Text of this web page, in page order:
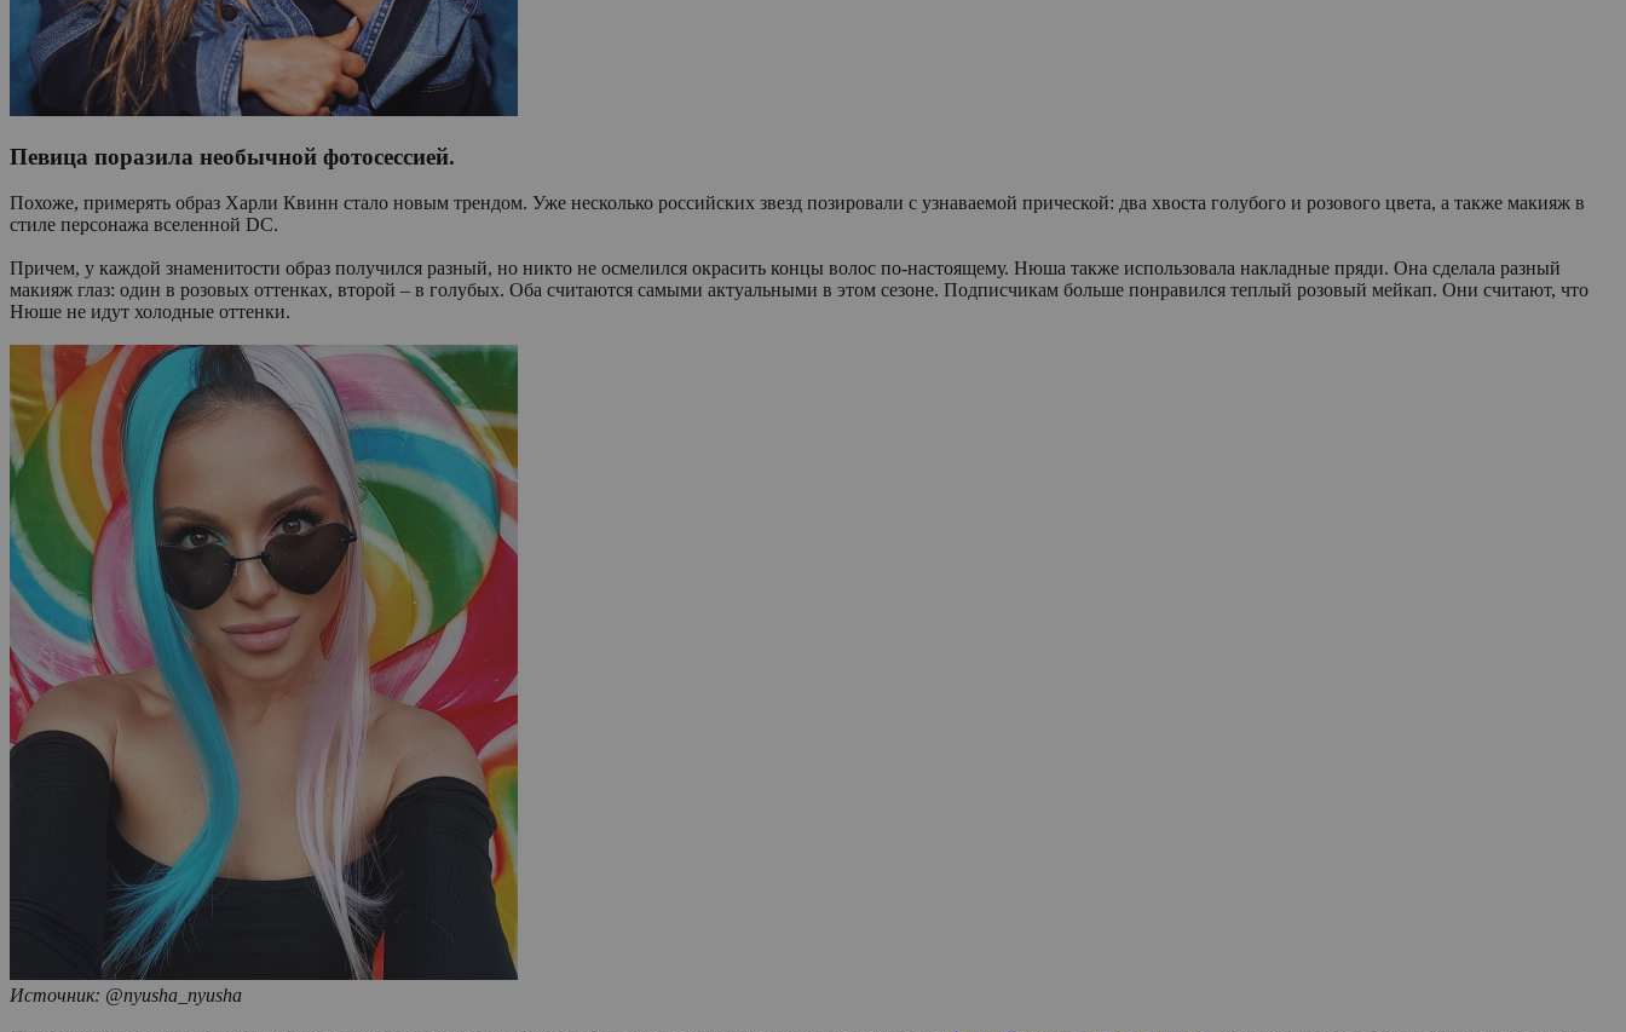
Певица поразила необычной фотосессией.
Похоже, примерять образ Харли Квинн стало новым трендом. Уже несколько российских звезд позировали с узнаваемой прической: два хвоста голубого и розового цвета, а также макияж в
стиле персонажа вселенной DC.
Причем, у каждой знаменитости образ получился разный, но никто не осмелился окрасить концы волос по-настоящему. Нюша также использовала накладные пряди. Она сделала разный
макияж глаз: один в розовых оттенках, второй – в голубых. Оба считаются самыми актуальными в этом сезоне. Подписчикам больше понравился теплый розовый мейкап. Они считают, что
Нюше не идут холодные оттенки.
Источник: @nyusha_nyusha